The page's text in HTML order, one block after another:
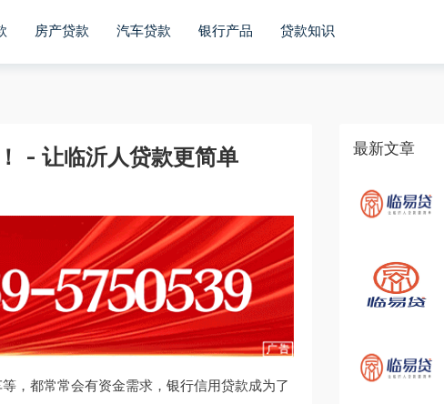
房产贷款 汽车贷款 银行产品 贷款知识
- 让临沂人贷款更简单
，都常常会有资金需求， 银行信用贷款成为了
最新文章